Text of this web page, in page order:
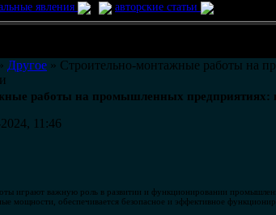
явления авторские статьи
Другое » Строительно-монтажные работы на
работы на промышленных предприятиях:
11:46
играют важную роль в развитии и функционировании
мощности, обеспечивается безопасное и эффективное